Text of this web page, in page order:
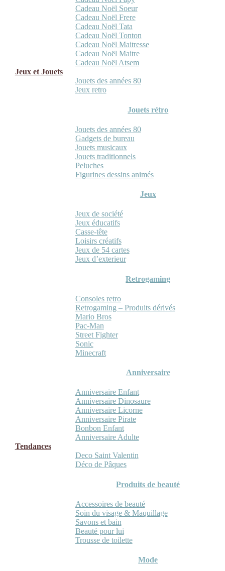
Cadeau Noël Soeur
Cadeau Noël Frere
Cadeau Noël Tata
Cadeau Noël Tonton
Cadeau Noël Maitresse
Cadeau Noël Maitre
Cadeau Noël Atsem
Jeux et Jouets
Jouets des années 80
Jeux retro
Jouets rétro
Jouets des années 80
Gadgets de bureau
Jouets musicaux
Jouets traditionnels
Peluches
Figurines dessins animés
Jeux
Jeux de société
Jeux éducatifs
Casse-tête
Loisirs créatifs
Jeux de 54 cartes
Jeux d’exterieur
Retrogaming
Consoles retro
Retrogaming – Produits dérivés
Mario Bros
Pac-Man
Street Fighter
Sonic
Minecraft
Anniversaire
Anniversaire Enfant
Anniversaire Dinosaure
Anniversaire Licorne
Anniversaire Pirate
Bonbon Enfant
Anniversaire Adulte
Tendances
Deco Saint Valentin
Déco de Pâques
Produits de beauté
Accessoires de beauté
Soin du visage & Maquillage
Savons et bain
Beauté pour lui
Trousse de toilette
Mode